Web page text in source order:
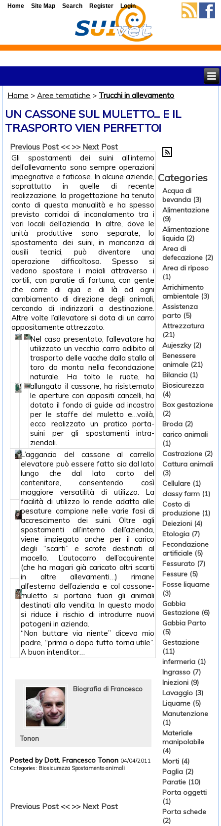
Home >Aree tematiche > Trucchi in allevamento
UN CASSONE SUL MULETTO... E IL
TRASPORTO VIEN PERFETTO!
Previous Post << >> Next Post
Gli spostamenti dei suini all’interno
dell’allevamento sono sempre operazioni
impegnative e faticose. In alcune aziende,
soprattutto in quelle di recente
realizzazione, la progettazione ha tenuto
conto di questa manualità e ha spesso
previsto corridoi di incanalamento tra i
vari locali dell’azienda. In altre, dove le
unità produttive sono separate, lo
spostamento dei suini, in mancanza di
ausili tecnici, può diventare una
operazione difficoltosa. Spesso si
vedono spostare i maiali attraverso i
cortili, con paratie di fortuna, con gente
che corre di qua e di là ad ogni
cambiamento di direzione degli animali,
cercando di indirizzarli a destinazione.
Altre volte l’allevatore si dota di un carro
appositamente attrezzato.
Nel caso presentato, l’allevatore ha
utilizzato un vecchio carro adibito al
trasporto delle vacche dalla stalla al
toro da monta nella fecondazione
naturale. Ha tolto le ruote, ha
allungato il cassone, ha risistemato
le aperture con appositi cancelli, ha
dotato il fondo di guide ad incastro
per le staffe del muletto e…voilà,
ecco realizzato un pratico porta-
suini per gli spostamenti intra-
ziendali.
L’aggancio del cassone al carrello
elevatore può essere fatto sia dal lato
lungo che dal lato corto del
contenitore, consentendo così
maggiore versatilità di utilizzo. La
facilità di utilizzo lo rende adatto alle
pesature campione nelle varie fasi di
accrescimento dei suini. Oltre agli
spostamenti all’interno dell’azienda,
viene impiegato anche per il carico
degli “scarti” e scrofe destinati al
macello. L’autocarro dell’acquirente
(che ha magari già caricato altri scarti
in altre allevamenti…) rimane
all’esterno dell’azienda e col cassone-
muletto si portano fuori gli animali
destinati alla vendita. In questo modo
si riduce il rischio di introdurre nuovi
patogeni in azienda.
“Non buttare via niente” diceva mio
padre, “prima o dopo tutto torna utile”.
A buon intenditor…
Biografia di Francesco
Tonon
Posted by Dott. Francesco Tonon 04/04/2011
Categories: Biosicurezza Spostamento animali
Previous Post << >> Next Post
Categories
Acqua di
bevanda (3)
Alimentazione
(9)
Alimentazione
liquida (2)
Area di
defecazione (2)
Area di riposo
(1)
Arrichimento
ambientale (3)
Assistenza
parto (5)
Attrezzatura
(21)
Aujeszky (2)
Benessere
animale (21)
Bilancia (1)
Biosicurezza
(4)
Box gestazione
(2)
Broda (2)
carico animali
(1)
Castrazione (2)
Cattura animali
(3)
Cellulare (1)
classy farm (1)
Costo di
produzione (1)
Deiezioni (4)
Etologia (7)
Fecondazione
artificiale (5)
Fessurato (7)
Fessure (5)
Fosse liquame
(3)
Gabbia
Gestazione (6)
Gabbia Parto
(5)
Gestazione
(11)
infermeria (1)
Ingrasso (7)
Iniezioni (9)
Lavaggio (3)
Liquame (5)
Manutenzione
(1)
Materiale
manipolabile
(4)
Morti (4)
Paglia (2)
Paratie (10)
Porta oggetti
(1)
Porta schede
(2)
Home Site Map Search Register Login